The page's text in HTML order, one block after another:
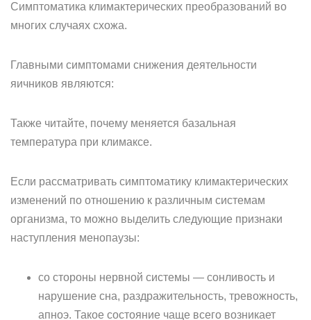
Симптоматика климактерических преобразований во
многих случаях схожа.
Главными симптомами снижения деятельности
яичников являются:
Также читайте, почему меняется базальная
температура при климаксе.
Если рассматривать симптоматику климактерических
изменений по отношению к различным системам
организма, то можно выделить следующие признаки
наступления менопаузы:
со стороны нервной системы — сонливость и
нарушение сна, раздражительность, тревожность,
апноэ. Такое состояние чаще всего возникает